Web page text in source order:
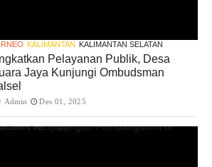
KALIMANTAN KALIMANTAN SELATAN
Pelayanan Publik, Desa
Jaya Kunjungi Ombudsman
Admin Des 01, 2025